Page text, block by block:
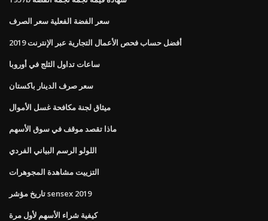
سعر الفضة الفعلية سعر الصرف
أفضل حساب فحص الأعمال التجارية عبر الإنترنت 2019
ساعات تداول الثلج في أوروبا
سعر صرف الدينار باكستان
ميثاق لجنة مكافحة غسل الأموال
ماذا تقصد موقف في سوق الأسهم
اللولو الرسم البياني الفردي
التزييت مشاهدة المجوهرات
تاريخ مؤشر sensex 2019
كيفية شراء الأسهم لأول مرة